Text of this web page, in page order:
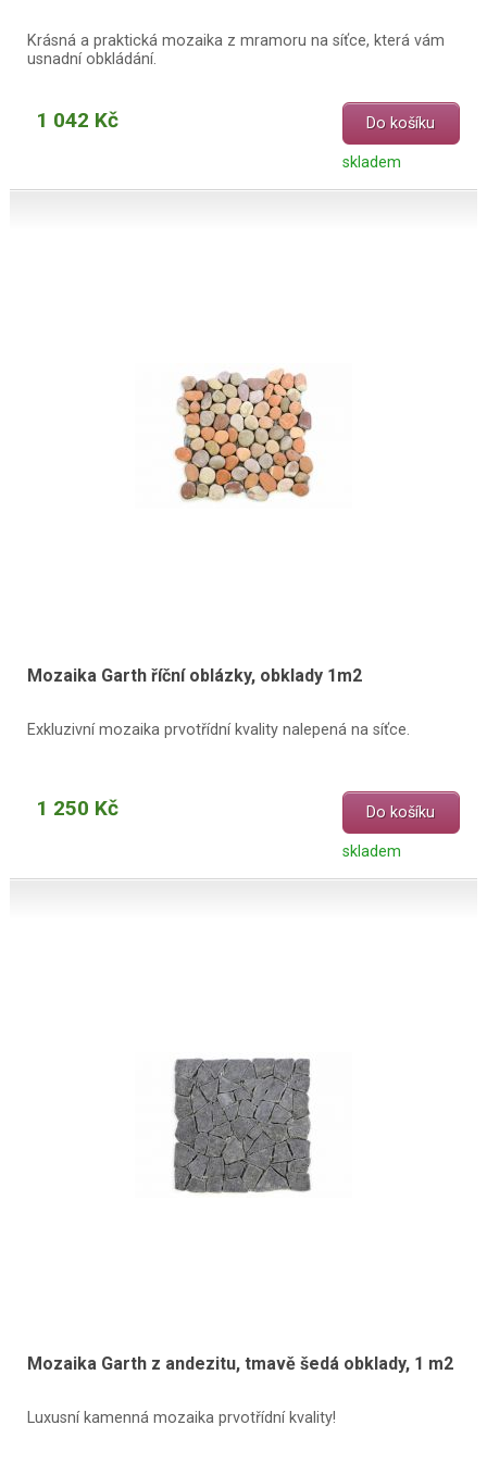
Krásná a praktická mozaika z mramoru na síťce, která vám
usnadní obkládání.
1 042 Kč Do košíku
skladem
Mozaika Garth říční oblázky, obklady 1m2
Exkluzivní mozaika prvotřídní kvality nalepená na síťce.
1 250 Kč Do košíku
skladem
Mozaika Garth z andezitu, tmavě šedá obklady, 1 m2
Luxusní kamenná mozaika prvotřídní kvality!